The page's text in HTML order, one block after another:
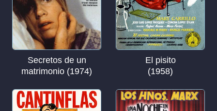
Secretos de un
matrimonio (1974)
El pisito
(1958)